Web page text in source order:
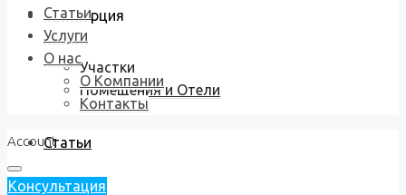
Коммерция
Участки
Помещения и Отели
Статьи
Статьи
Услуги
О нас
О Компании
Контакты
Account
Консультация